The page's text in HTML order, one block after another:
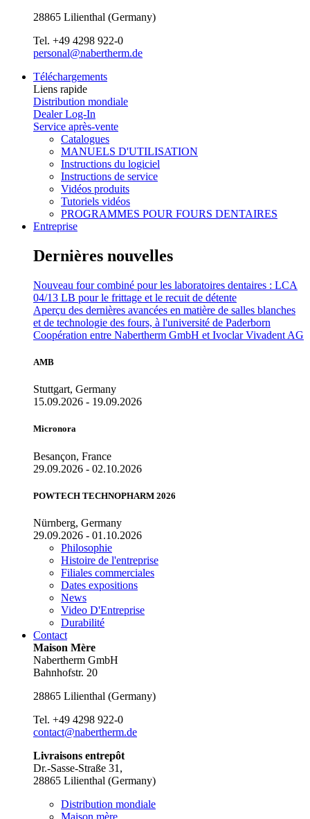
28865 Lilienthal (Germany)
Tel. +49 4298 922-0
personal@nabertherm.de
Téléchargements
Liens rapide
Distribution mondiale
Dealer Log-In
Service après-vente
Catalogues
MANUELS D'UTILISATION
Instructions du logiciel
Instructions de service
Vidéos produits
Tutoriels vidéos
PROGRAMMES POUR FOURS DENTAIRES
Entreprise
Dernières nouvelles
Nouveau four combiné pour les laboratoires dentaires : LCA
04/13 LB pour le frittage et le recuit de détente
Aperçu des dernières avancées en matière de salles blanches
et de technologie des fours, à l'université de Paderborn
Coopération entre Nabertherm GmbH et Ivoclar Vivadent AG
AMB
Stuttgart, Germany
15.09.2026 - 19.09.2026
Micronora
Besançon, France
29.09.2026 - 02.10.2026
POWTECH TECHNOPHARM 2026
Nürnberg, Germany
29.09.2026 - 01.10.2026
Philosophie
Histoire de l'entreprise
Filiales commerciales
Dates expositions
News
Video D'Entreprise
Durabilité
Contact
Maison Mère
Nabertherm GmbH
Bahnhofstr. 20
28865 Lilienthal (Germany)
Tel. +49 4298 922-0
contact@nabertherm.de
Livraisons entrepôt
Dr.-Sasse-Straße 31,
28865 Lilienthal (Germany)
Distribution mondiale
Maison mère